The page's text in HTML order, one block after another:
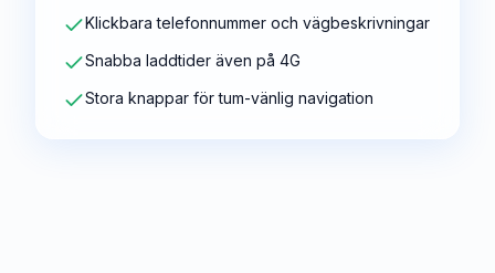
Klickbara telefonnummer och vägbeskrivningar
Snabba laddtider även på 4G
Stora knappar för tum-vänlig navigation